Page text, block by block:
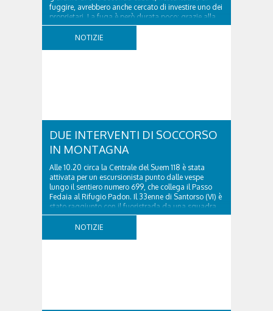
fuggire, avrebbero anche cercato di investire uno dei
proprietari. La fuga è però durata poco: grazie alla
tempestiva chiamata al 112 e all’intervento...
NOTIZIE
DUE INTERVENTI DI SOCCORSO
IN MONTAGNA
Alle 10.20 circa la Centrale del Suem 118 è stata
attivata per un escursionista punto dalle vespe
lungo il sentiero numero 699, che collega il Passo
Fedaia al Rifugio Padon. Il 33enne di Santorso (VI) è
stato raggiunto con il fuoristrada da una squadra
del Soccorso alpino della Val Pettorina...
NOTIZIE